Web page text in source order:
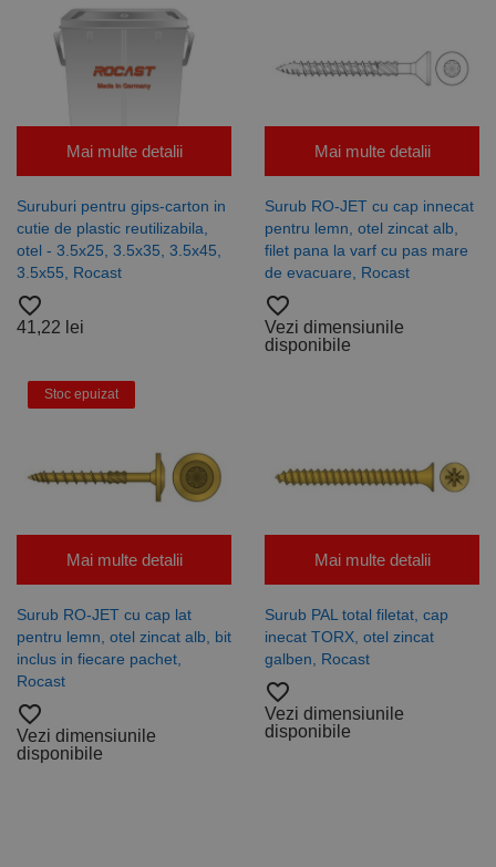
Mai multe detalii
Suruburi pentru gips-carton in
cutie de plastic reutilizabila,
otel - 3.5x25, 3.5x35, 3.5x45,
3.5x55, Rocast
favorite_border
41,22 lei
Mai multe detalii
Surub RO-JET cu cap innecat
pentru lemn, otel zincat alb,
filet pana la varf cu pas mare
de evacuare, Rocast
favorite_border
Vezi dimensiunile
disponibile
Stoc epuizat
Mai multe detalii
Surub RO-JET cu cap lat
pentru lemn, otel zincat alb, bit
inclus in fiecare pachet,
Rocast
favorite_border
Vezi dimensiunile
disponibile
Mai multe detalii
Surub PAL total filetat, cap
inecat TORX, otel zincat
galben, Rocast
favorite_border
Vezi dimensiunile
disponibile